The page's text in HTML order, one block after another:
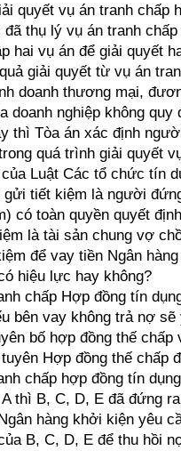
quyết vụ án tranh
đã thụ lý vụ án tranh
hai vụ án để giải quyết
giải quyết từ vụ án
doanh thương mại,
doanh nghiệp không
thì Tòa án xác định
quá trình giải quyết
Luật Các tổ chức tín
gửi tiết kiệm là người
có toàn quyền quyết
là tài sản chung vợ
để vay tiền Ngân
hiệu lực hay không?
chấp Hợp đồng tín
bên vay không trả nợ
bố hợp đồng thế
Hợp đồng thế chấp
chấp hợp đồng tín
thì B, C, D, E đã đứng
hàng khởi kiện yêu
B, C, D, E để thu hồi